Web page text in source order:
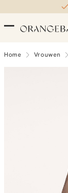
Home Vrouwen